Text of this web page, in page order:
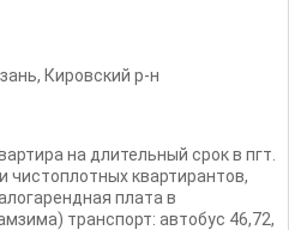
, Кировский р-н
на длительный срок в пгт.
квартирантов,
плата в
транспорт: автобус 46,72,